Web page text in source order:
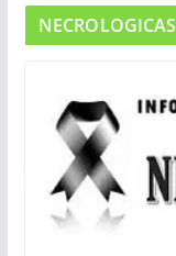
NECROLOGICAS